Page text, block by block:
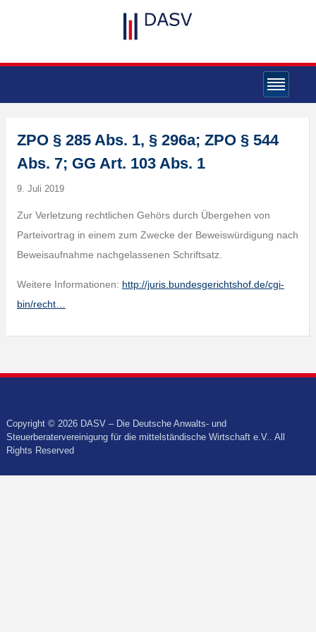
ZPO § 285 Abs. 1, § 296a; ZPO § 544
Abs. 7; GG Art. 103 Abs. 1
9. Juli 2019
Zur Verletzung rechtlichen Gehörs durch Übergehen von
Parteivortrag in einem zum Zwecke der Beweiswürdigung nach
Beweisaufnahme nachgelassenen Schriftsatz.
Weitere Informationen: http://juris.bundesgerichtshof.de/cgi-
bin/recht…
Copyright © 2026 DASV – Die Deutsche Anwalts- und
Steuerberatervereinigung für die mittelständische Wirtschaft e.V.. All
Rights Reserved